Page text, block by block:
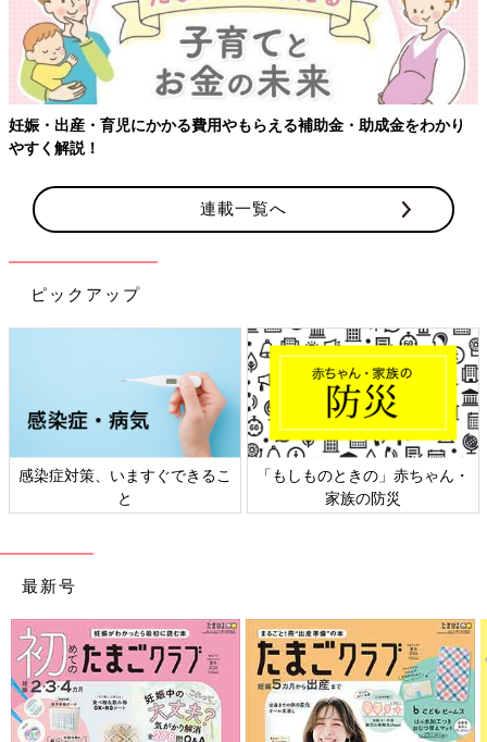
わかり 【ワクチン接種できるものも】妊婦の感染症対策、知っ
連載一覧へ
ピックアップ
」赤ちゃん・
日本外来小児科学会リーフレッ
六星占術 細木か
最新号